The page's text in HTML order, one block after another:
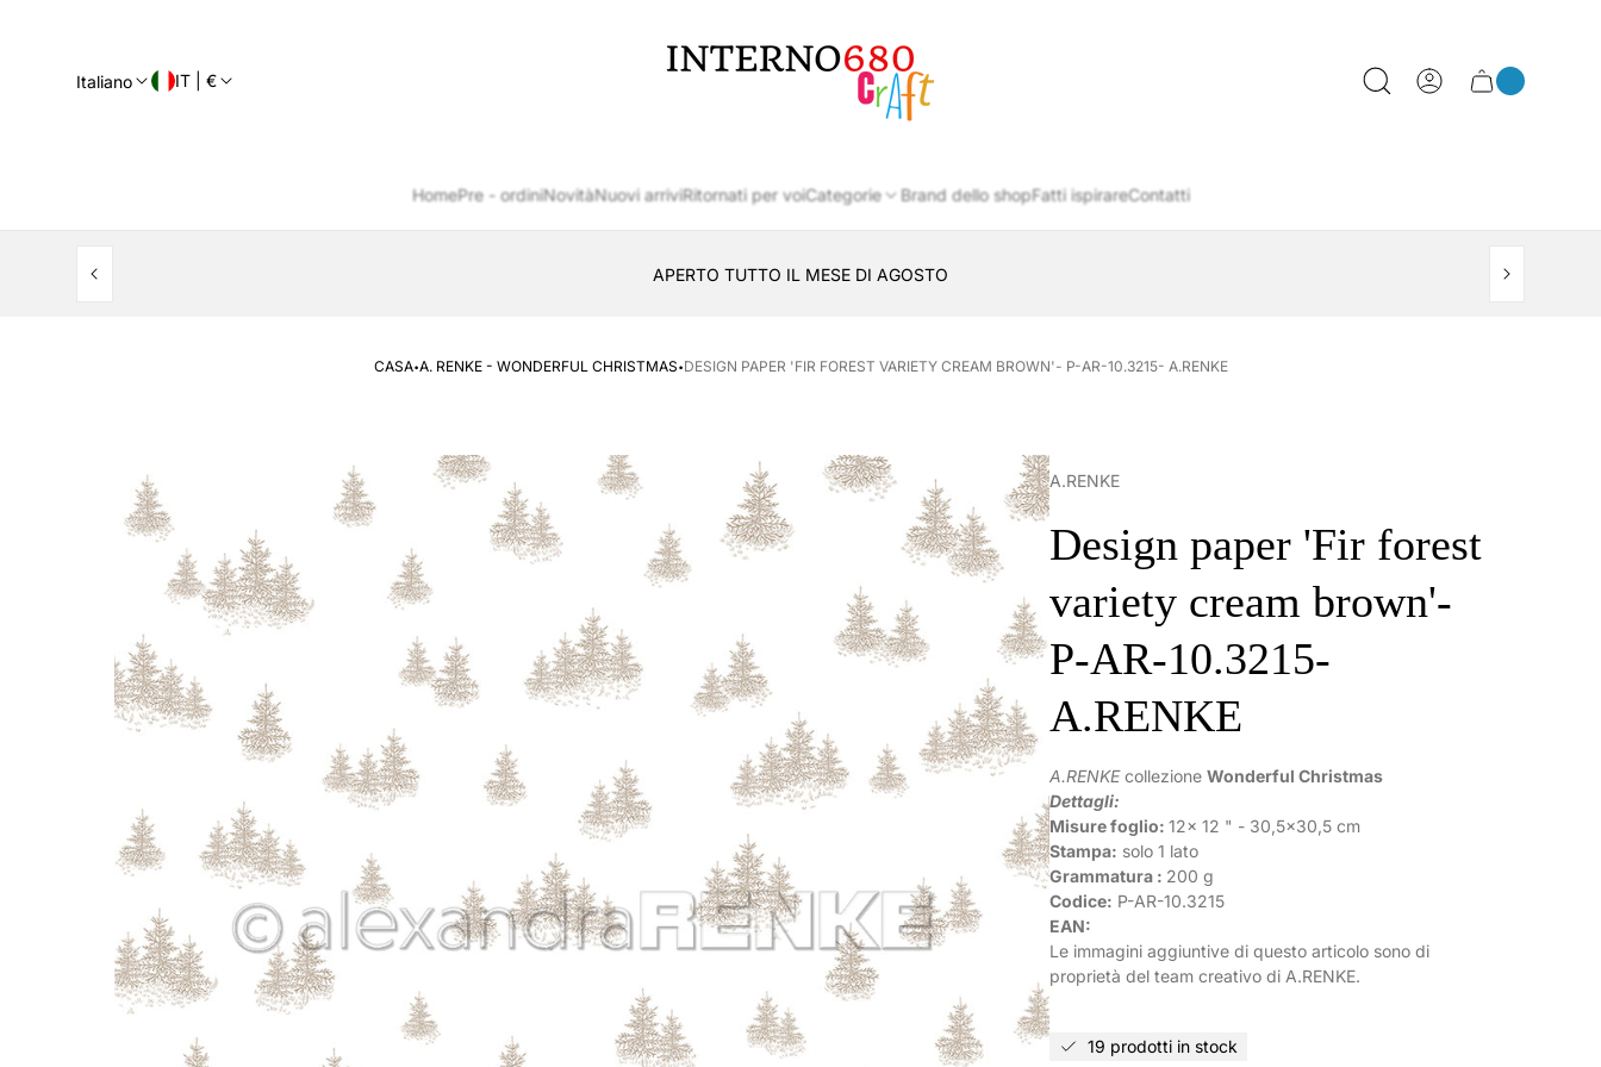
Italiano IT | €
del
negozio
CassettoConteggio
articoli
HomePre - ordiniNovitàNuovi arriviRitornati per voiCategorie Brand dello shopFatti ispirareContatti
CONSEGNA AL LOCKER INPOST
CASA·A. RENKE - WONDERFUL CHRISTMAS·DESIGN PAPER 'FIR FOREST VARIETY CREAM BROWN'- P-AR-10.3215- A.RENKE
A.RENKE
Design paper 'Fir forest
variety cream brown'-
P-AR-10.3215-
A.RENKE
A.RENKEcollezioneWonderful Christmas
Dettagli:
Misure foglio: 12x 12 " - 30,5x30,5 cm
Stampa: solo 1 lato
Grammatura : 200 g
Codice: P-AR-10.3215
EAN:
Le immagini aggiuntive di questo articolo sono di
proprietà del team creativo di A.RENKE.
19 prodotti in stock